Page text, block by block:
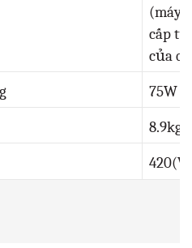
(máy
cấp
của
75W
8.9kg/